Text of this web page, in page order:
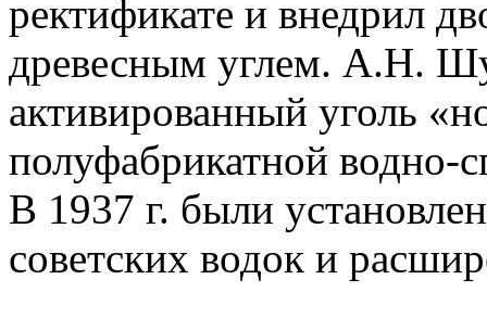
ректификате и внедрил
древесным углем. А.Н.
активированный уголь
полуфабрикатной водно-
В 1937 г. были
советских водок и